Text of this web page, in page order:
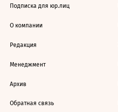
Подписка для юр.лиц
О компании
Редакция
Менеджмент
Архив
Обратная связь